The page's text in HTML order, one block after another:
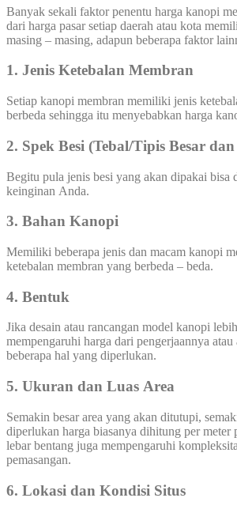
Banyak sekali faktor penentu harga kanopi
dari harga pasar setiap daerah atau kota
masing – masing, adapun beberapa faktor
1. Jenis Ketebalan Membran
Setiap kanopi membran memiliki jenis
berbeda sehingga itu menyebabkan harga
2. Spek Besi (Tebal/Tipis Besar
Begitu pula jenis besi yang akan dipakai bisa
keinginan Anda.
3. Bahan Kanopi
Memiliki beberapa jenis dan macam kanopi
ketebalan membran yang berbeda – beda.
4. Bentuk
Jika desain atau rancangan model kanopi
mempengaruhi harga dari pengerjaannya atau
beberapa hal yang diperlukan.
5. Ukuran dan Luas Area
Semakin besar area yang akan ditutupi,
diperlukan harga biasanya dihitung per meter
lebar bentang juga mempengaruhi
pemasangan.
6. Lokasi dan Kondisi Situs